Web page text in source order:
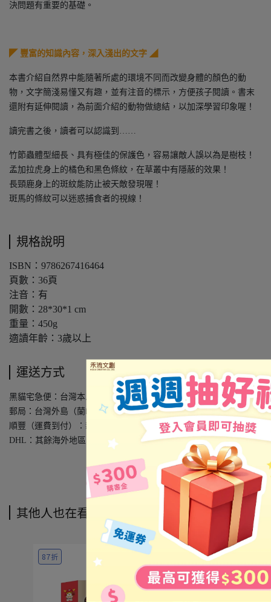
決問題有重要的基礎。
◤ 豐富的知識內容，深入淺出的文字 ◢
本書介紹自然界中能隨著所處的環境不同而改變身體的顏色的動
物，文字簡淺易懂又有趣，並有注音的標示，方便孩子閱讀。書末
還附有延伸閱讀，為前面介紹的動物做總結，以加深學習印象喔！
讀完書之後，讀者可以認識到……
竹節蟲體型細長、具有極佳的保護色，容易讓敵人誤以為是樹枝！
孟加拉虎身上的橘色和黑色條紋，在草叢中有隱蔽的效果！
長頸鹿身上的斑紋能防止被天敵發現喔！
斑馬的條紋可以迷惑捕食者的視線！
規格說明
ISBN：9786267416464
頁數：36頁
注音：有
開數：28*30*1 cm
重量：450g
適讀年齡：3歲以上
運送方式
黑貓宅急便：台灣本島
郵局：台灣外島（蘭嶼、綠島、澎湖、金門、馬祖）
順豐（運費到付）：新馬港澳地區
DHL：其餘海外地區
其他人也在看
87折